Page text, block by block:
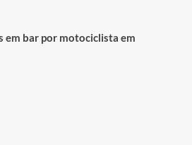
em bar por motociclista em